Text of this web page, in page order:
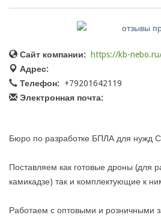
Сайт компании:
https://kb-
Адрес:
Телефон:
+79201642119
Электронная почта:
Бюро по разработке БПЛА для нужд
Поставляем как готовые дроны (для
камикадзе) так и комплектующие к
Работаем с оптовыми и розничными